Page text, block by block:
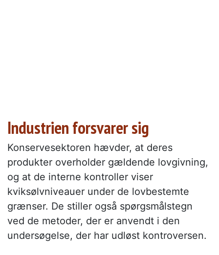
Industrien forsvarer sig
Konservesektoren hævder, at deres
produkter overholder gældende lovgivning,
og at de interne kontroller viser
kviksølvniveauer under de lovbestemte
grænser. De stiller også spørgsmålstegn
ved de metoder, der er anvendt i den
undersøgelse, der har udløst kontroversen.